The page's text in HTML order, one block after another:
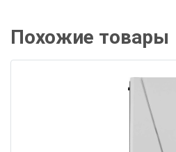
Похожие товары